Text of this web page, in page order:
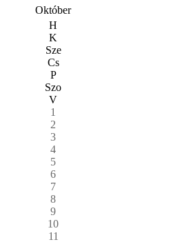
Október
H
K
Sze
Cs
P
Szo
V
1
2
3
4
5
6
7
8
9
10
11